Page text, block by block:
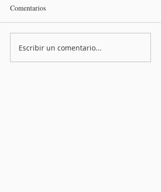
Comentarios
Escribir un comentario...